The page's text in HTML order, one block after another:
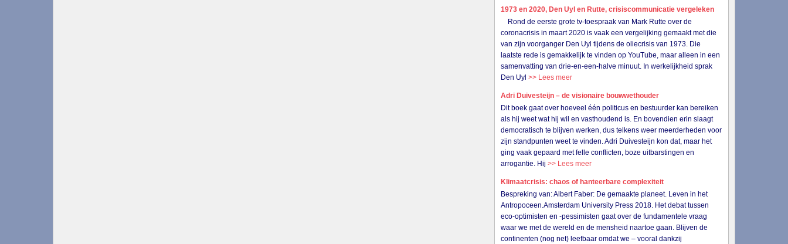
1973 en 2020, Den Uyl en Rutte, crisiscommunicatie vergeleken
Rond de eerste grote tv-toespraak van Mark Rutte over de
coronacrisis in maart 2020 is vaak een vergelijking gemaakt met die
van zijn voorganger Den Uyl tijdens de oliecrisis van 1973. Die
laatste rede is gemakkelijk te vinden op YouTube, maar alleen in een
samenvatting van drie-en-een-halve minuut. In werkelijkheid sprak
Den Uyl>> Lees meer
Adri Duivesteijn – de visionaire bouwwethouder
Dit boek gaat over hoeveel één politicus en bestuurder kan bereiken
als hij weet wat hij wil en vasthoudend is. En bovendien erin slaagt
democratisch te blijven werken, dus telkens weer meerderheden voor
zijn standpunten weet te vinden. Adri Duivesteijn kon dat, maar het
ging vaak gepaard met felle conflicten, boze uitbarstingen en
arrogantie. Hij>> Lees meer
Klimaatcrisis: chaos of hanteerbare complexiteit
Bespreking van: Albert Faber: De gemaakte planeet. Leven in het
Antropoceen.Amsterdam University Press 2018. Het debat tussen
eco-optimisten en -pessimisten gaat over de fundamentele vraag
waar we met de wereld en de mensheid naartoe gaan. Blijven de
continenten (nog net) leefbaar omdat we – vooral dankzij